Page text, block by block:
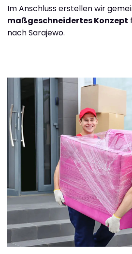
Im Anschluss erstellen wir
maßgeschneidertes Konzept
nach Sarajewo.